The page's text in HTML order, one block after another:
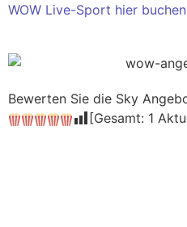
WOW Live-Sport hier buchen
Bewerten Sie die Sky
[Gesamt: 1